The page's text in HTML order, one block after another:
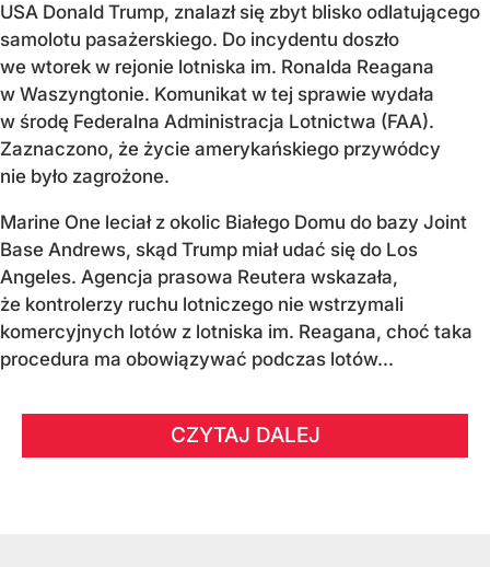
USA Donald Trump, znalazł się zbyt blisko odlatującego
samolotu pasażerskiego. Do incydentu doszło
we wtorek w rejonie lotniska im. Ronalda Reagana
w Waszyngtonie. Komunikat w tej sprawie wydała
w środę Federalna Administracja Lotnictwa (FAA).
Zaznaczono, że życie amerykańskiego przywódcy
nie było zagrożone.
Marine One leciał z okolic Białego Domu do bazy Joint
Base Andrews, skąd Trump miał udać się do Los
Angeles. Agencja prasowa Reutera wskazała,
że kontrolerzy ruchu lotniczego nie wstrzymali
komercyjnych lotów z lotniska im. Reagana, choć taka
procedura ma obowiązywać podczas lotów...
CZYTAJ DALEJ